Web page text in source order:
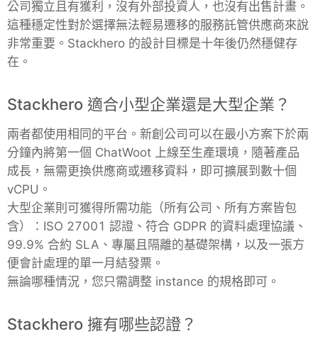
公司獨立且有獲利，沒有外部投資人，也沒有出售計畫。
這種穩定性對於選擇無法輕易遷移的服務託管供應商來說
非常重要。Stackhero 的設計目標是十年後仍然穩健存
在。
Stackhero 適合小型企業還是大型企業？
兩者都使用相同的平台。新創公司可以在最小方案下於兩
分鐘內將第一個 ChatWoot 上線至生產環境，隨著產品
成長，無需更換供應商或遷移資料，即可擴展到數十個
vCPU。
大型企業則可獲得所需功能（所有公司、所有方案皆包
含）：ISO 27001 認證、符合 GDPR 的資料處理協議、
99.9% 合約 SLA、專屬且隔離的基礎架構，以及一張方
便會計處理的單一月結發票。
無論哪種情況，您只需調整 instance 的規格即可。
Stackhero 擁有哪些認證？